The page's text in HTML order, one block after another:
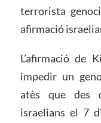
terrorista
afirmació
L’afirmació de
impedir un
atès que des
israelians el 7